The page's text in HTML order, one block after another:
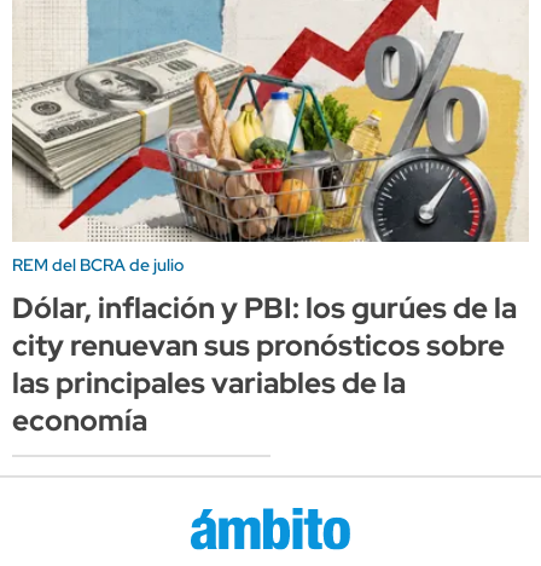
REM del BCRA de julio
Dólar, inflación y PBI: los gurúes de la
city renuevan sus pronósticos sobre
las principales variables de la
economía